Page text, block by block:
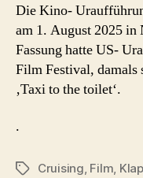
Die Kino-
am 1. August 2025
Fassung hatte US-
Film Festival, damals
‚Taxi to the toilet‘.
.
Schlagwörter
Cruising, Film,